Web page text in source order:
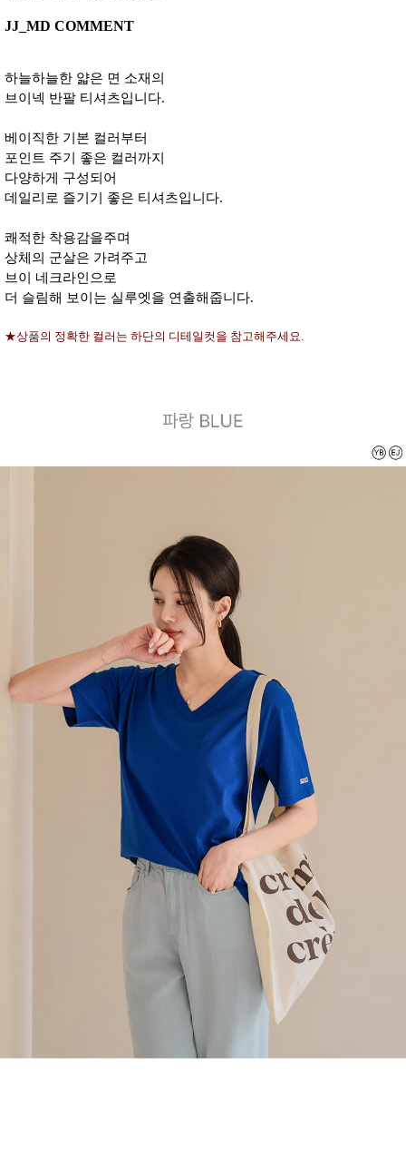
JJ_MD COMMENT
하늘하늘한 얇은 면 소재의
브이넥 반팔 티셔츠입니다.
베이직한 기본 컬러부터
포인트 주기 좋은 컬러까지
다양하게 구성되어
데일리로 즐기기 좋은 티셔츠입니다.
쾌적한 착용감을주며
상체의 군살은 가려주고
브이 네크라인으로
더 슬림해 보이는 실루엣을 연출해줍니다.
★상품의 정확한 컬러는 하단의 디테일컷을 참고해주세요.